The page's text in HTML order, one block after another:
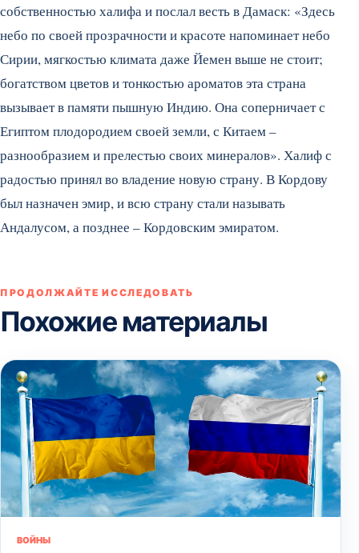
собственностью халифа и послал весть в Дамаск: «Здесь
небо по своей прозрачности и красоте напоминает небо
Сирии, мягкостью климата даже Йемен выше не стоит;
богатством цветов и тонкостью ароматов эта страна
вызывает в памяти пышную Индию. Она соперничает с
Египтом плодородием своей земли, с Китаем –
разнообразием и прелестью своих минералов». Халиф с
радостью принял во владение новую страну. В Кордову
был назначен эмир, и всю страну стали называть
Андалусом, а позднее – Кордовским эмиратом.
ПРОДОЛЖАЙТЕ ИССЛЕДОВАТЬ
Похожие материалы
ВОЙНЫ